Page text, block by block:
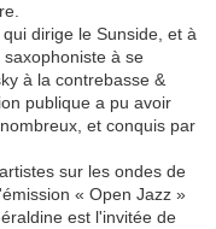
dirige le Sunside, et à
à se
à la contrebasse &
publique a pu avoir
et conquis par
sur les ondes de
« Open Jazz »
est l'invitée de